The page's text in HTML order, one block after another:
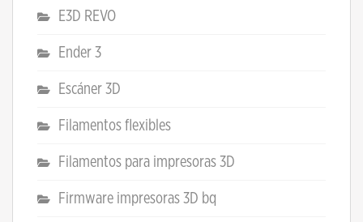
E3D REVO
Ender 3
Escáner 3D
Filamentos flexibles
Filamentos para impresoras 3D
Firmware impresoras 3D bq